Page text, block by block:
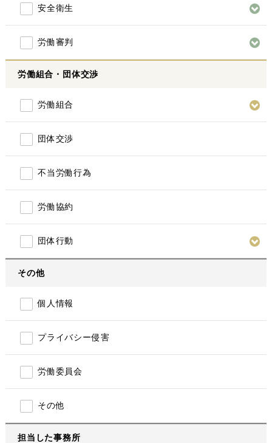
安全衛生
労働審判
労働組合・団体交渉
労働組合
団体交渉
不当労働行為
労働協約
団体行動
その他
個人情報
プライバシー侵害
労働委員会
その他
担当した事務所